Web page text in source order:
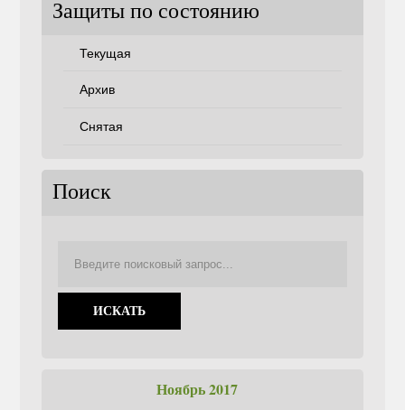
Защиты по состоянию
Текущая
Архив
Снятая
Поиск
Ноябрь 2017